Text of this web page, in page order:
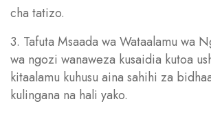
cha tatizo.
3. Tafuta Msaada wa Wataalamu wa
wa ngozi wanaweza kusaidia kutoa
kitaalamu kuhusu aina sahihi za
kulingana na hali yako.